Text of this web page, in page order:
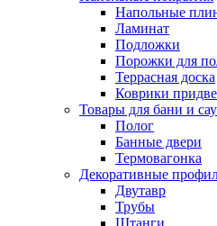
Напольные
Ламинат
Подложки
Порожки для
Террасная доска
Коврики
Товары для бани и
Полог
Банные двери
Термовагонка
Декоративные
Двутавр
Трубы
Штанги